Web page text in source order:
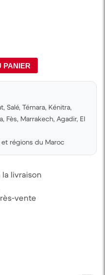
PANIER
Salé, Témara, Kénitra,
Fès, Marrakech, Agadir, El
régions du Maroc
livraison
vente